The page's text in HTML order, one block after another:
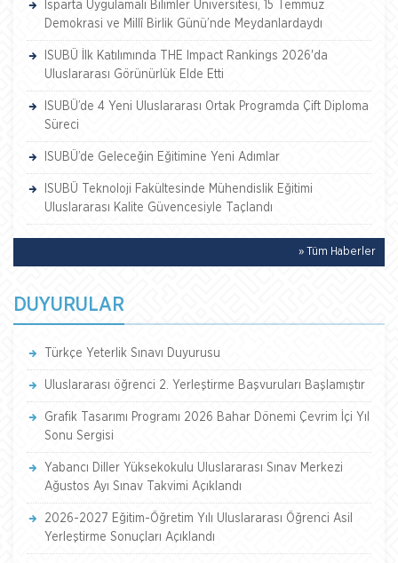
Isparta Uygulamalı Bilimler Üniversitesi, 15 Temmuz
Demokrasi ve Millî Birlik Günü’nde Meydanlardaydı
ISUBÜ İlk Katılımında THE Impact Rankings 2026'da
Uluslararası Görünürlük Elde Etti
ISUBÜ’de 4 Yeni Uluslararası Ortak Programda Çift Diploma
Süreci
ISUBÜ’de Geleceğin Eğitimine Yeni Adımlar
ISUBÜ Teknoloji Fakültesinde Mühendislik Eğitimi
Uluslararası Kalite Güvencesiyle Taçlandı
» Tüm Haberler
DUYURULAR
Türkçe Yeterlik Sınavı Duyurusu
Uluslararası öğrenci 2. Yerleştirme Başvuruları Başlamıştır
Grafik Tasarımı Programı 2026 Bahar Dönemi Çevrim İçi Yıl
Sonu Sergisi
Yabancı Diller Yüksekokulu Uluslararası Sınav Merkezi
Ağustos Ayı Sınav Takvimi Açıklandı
2026-2027 Eğitim-Öğretim Yılı Uluslararası Öğrenci Asil
Yerleştirme Sonuçları Açıklandı